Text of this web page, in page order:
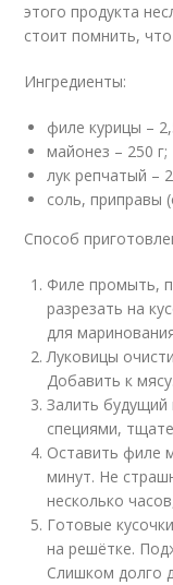
этого продукта
стоит помнить,
Ингредиенты:
филе курицы –
майонез – 250 г;
лук репчатый –
соль, приправы
Способ
Филе промыть,
разрезать на
для
Луковицы
Добавить к мясу.
Залить
специями,
Оставить филе
минут. Не
несколько
Готовые
на решётке.
Слишком долго